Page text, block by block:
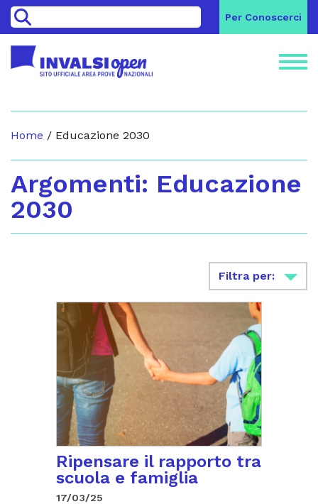
> Per Conoscerci
Home / Educazione 2030
Argomenti: Educazione
2030
Filtra per:
Ripensare il rapporto tra
scuola e famiglia
17/03/25